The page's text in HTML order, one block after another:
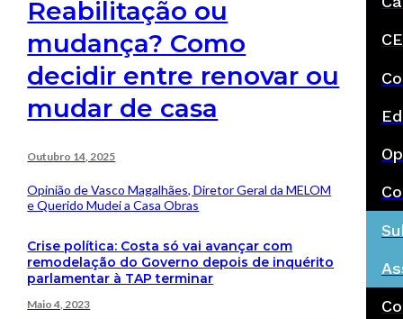
Reabilitação ou
mudança? Como
decidir entre renovar ou
mudar de casa
Outubro 14, 2025
Opinião de Vasco Magalhães, Diretor Geral da MELOM
e Querido Mudei a Casa Obras
Crise política: Costa só vai avançar com
remodelação do Governo depois de inquérito
parlamentar à TAP terminar
Maio 4, 2023